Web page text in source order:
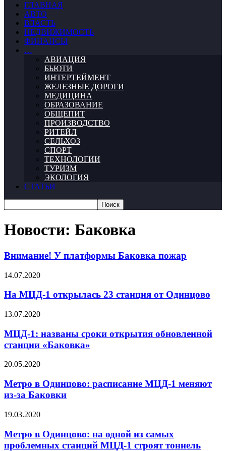
ГЛАВНАЯ
АВТО
ВЛАСТЬ
НЕДВИЖИМОСТЬ
ФИНАНСЫ
…
АВИАЦИЯ
БЬЮТИ
ИНТЕРТЕЙМЕНТ
ЖЕЛЕЗНЫЕ ДОРОГИ
МЕДИЦИНА
ОБРАЗОВАНИЕ
ОБЩЕПИТ
ПРОИЗВОДСТВО
РИТЕЙЛ
СЕЛЬХОЗ
СПОРТ
ТЕХНОЛОГИИ
ТУРИЗМ
ЭКОЛОГИЯ
СТАТЬИ
Новости: Баковка
Внимание! У платформы Баковка пожар
14.07.2020
На МЦД-1 открылась 23 станция от Одинцово
13.07.2020
МЦД-1: названы сроки открытия обновленной
станции «Баковка»
20.05.2020
Метро в Одинцово: расписание МЦД-1 меняют
из-за Баковки
19.03.2020
Метро в Одинцово: на одной из самых
проблемных станций МЦД-1 строят тоннель